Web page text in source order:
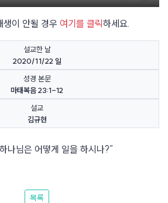
Mute Settings
Enter
생이 안될 경우 여기를 클릭하세요.
설교한 날
2020/11/22 일
성경 본문
마태복음 23:1-12
설교
김규현
나님은 어떻게 일을 하시나?”
목록